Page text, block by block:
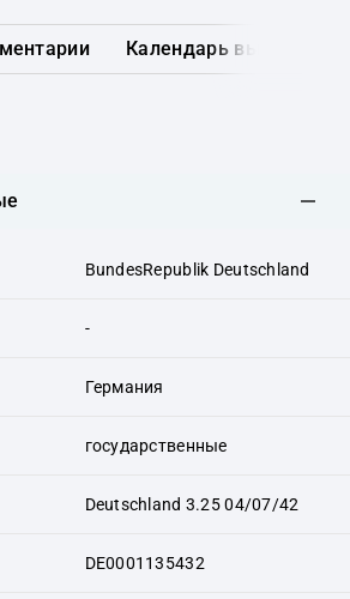
Календарь выплат
BundesRepublik Deutschland
-
Германия
государственные
Deutschland 3.25 04/07/42
DE0001135432